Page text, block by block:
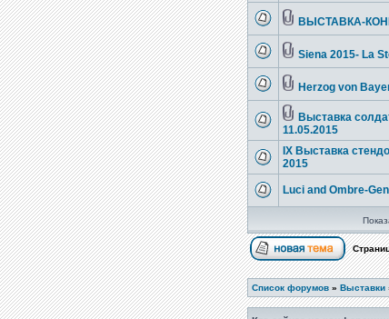
ВЫСТАВКА-
Siena 2015- La
Herzog von
Выставка
11.05.2015
IX Выставка
2015
Luci and Ombre-
Список форумов » Выставки